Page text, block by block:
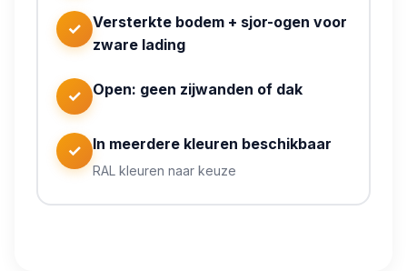
✓
Versterkte bodem + sjor-ogen voor
zware lading
✓ Open: geen zijwanden of dak
✓ In meerdere kleuren beschikbaar
RAL kleuren naar keuze